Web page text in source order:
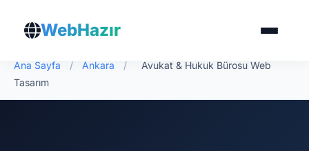
WebHazır
Ana Sayfa / Ankara /
Avukat & Hukuk Bürosu Web
Tasarım